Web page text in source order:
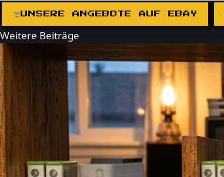
UNSERE ANGEBOTE AUF EBAY
Weitere Beiträge